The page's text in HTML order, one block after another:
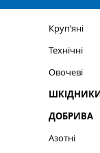
Круп’яні
Технічні
Овочеві
ДОБРИВА
Азотні